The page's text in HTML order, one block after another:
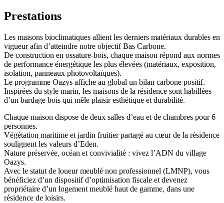
Prestations
Les maisons bioclimatiques allient les derniers matériaux durables en
vigueur afin d’atteindre notre objectif Bas Carbone.
De construction en ossature-bois, chaque maison répond aux normes
de performance énergétique les plus élevées (matériaux, exposition,
isolation, panneaux photovoltaïques).
Le programme Oazys affiche au global un bilan carbone positif.
Inspirées du style marin, les maisons de la résidence sont habillées
d’un bardage bois qui mêle plaisir esthétique et durabilité.
Chaque maison dispose de deux salles d’eau et de chambres pour 6
personnes.
Végétation maritime et jardin fruitier partagé au cœur de la résidence
soulignent les valeurs d’Eden.
Nature préservée, océan et convivialité : vivez l’ADN du village
Oazys.
Avec le statut de loueur meublé non professionnel (LMNP), vous
bénéficiez d’un dispositif d’optimisation fiscale et devenez
propriétaire d’un logement meublé haut de gamme, dans une
résidence de loisirs.